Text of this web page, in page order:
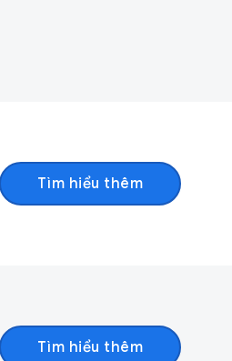
Tìm hiểu thêm
Tìm hiểu thêm